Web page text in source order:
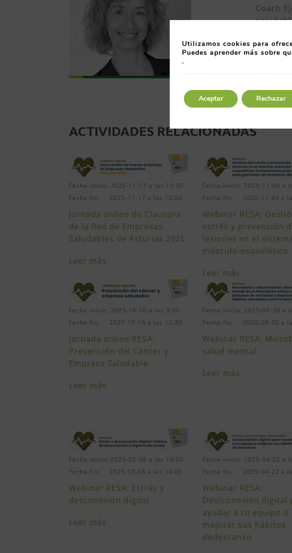
Coach
Cultura
ACTIVIDADES RELACIONADAS
Fecha inicio: 2025-11-17 a las 10:30
Fecha fin: 2025-11-17 a las 12:00
Jornada online de Clausura
de la Red de Empresas
Saludables de Asturias 2025
Leer más
Fecha inicio: 2025-11-04 a
Fecha fin: 2025-11-04 a
Webinar RESA:
estrés y prevención
lesiones en el
músculo-esquelético
Leer más
Fecha inicio: 2025-10-16 a las 9:30
Fecha fin: 2025-10-16 a las 12:30
Jornada online RESA:
Prevención del Cáncer y
Empresa Saludable
Leer más
Fecha inicio: 2025-09-30 a
Fecha fin: 2025-09-30 a
Webinar RESA:
salud mental
Leer más
Fecha inicio: 2025-05-08 a las 13:00
Fecha fin: 2025-05-08 a las 14:00
Webinar RESA: Estrés y
desconexión digital
Leer más
Fecha inicio: 2025-04-22 a
Fecha fin: 2025-04-22 a
Webinar RESA:
Des/conexión digital
ayudar a tu equipo a
mejorar sus hábitos
dedescanso
Utilizamos cookies para
Puedes aprender más sobre
.
Aceptar Rechazar